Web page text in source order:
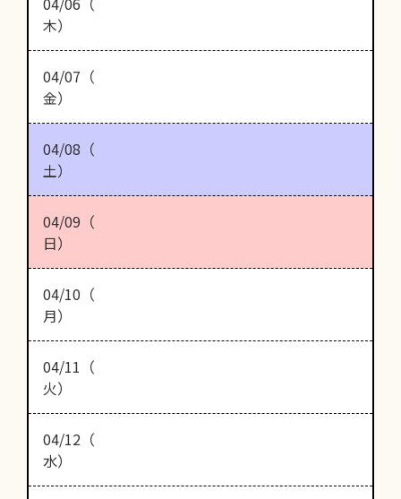
木）
04/07（
金）
04/08（
土）
04/09（
日）
04/10（
月）
04/11（
火）
04/12（
水）